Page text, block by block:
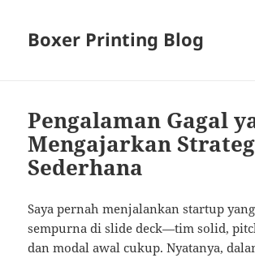
Boxer Printing Blog
Pengalaman Gagal
Mengajarkan
Sederhana
Saya pernah menjalankan startup
sempurna di slide deck—tim solid,
dan modal awal cukup. Nyatanya,